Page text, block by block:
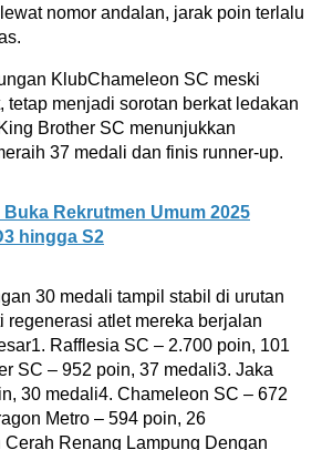
nomor andalan, jarak poin terlalu
KlubChameleon SC meski
tetap menjadi sorotan berkat ledakan
Brother SC menunjukkan
37 medali dan finis runner-up.
Buka Rekrutmen Umum 2025
hingga S2
30 medali tampil stabil di urutan
regenerasi atlet mereka berjalan
Rafflesia SC – 2.700 poin, 101
SC – 952 poin, 37 medali3. Jaka
30 medali4. Chameleon SC – 672
Metro – 594 poin, 26
Renang Lampung Dengan